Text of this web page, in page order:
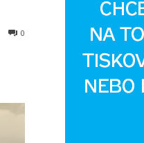
0